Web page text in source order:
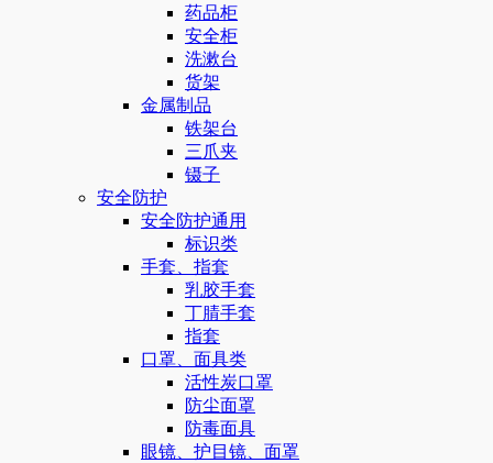
药品柜
安全柜
洗漱台
货架
金属制品
铁架台
三爪夹
镊子
安全防护
安全防护通用
标识类
手套、指套
乳胶手套
丁腈手套
指套
口罩、面具类
活性炭口罩
防尘面罩
防毒面具
眼镜、护目镜、面罩